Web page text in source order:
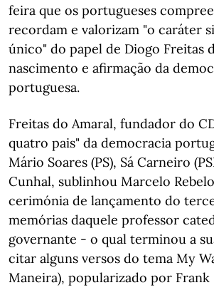
feira que os portugueses
recordam e valorizam "o caráter
único" do papel de Diogo Freitas
nascimento e afirmação da
portuguesa.
Freitas do Amaral, fundador do
quatro pais" da democracia
Mário Soares (PS), Sá Carneiro
Cunhal, sublinhou Marcelo
cerimónia de lançamento do
memórias daquele professor
governante - o qual terminou a
citar alguns versos do tema My
Maneira), popularizado por Frank